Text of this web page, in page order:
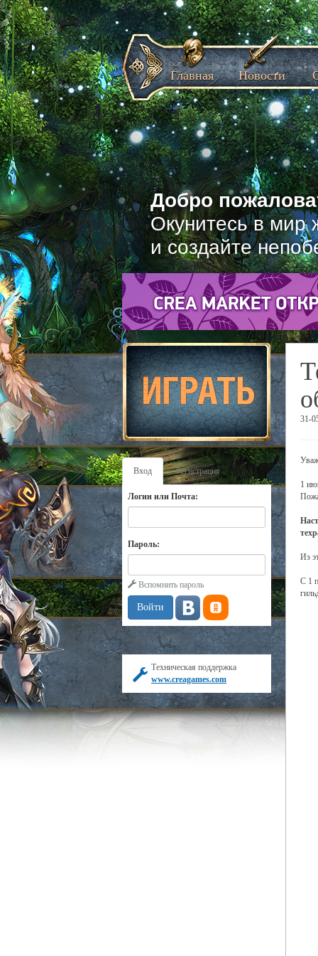
Добро
Окунитесь в мир
и создайте
Главная Новости
Вход Регистрация
Логин или Почта:
Пароль:
Вспомнить пароль
Техническая поддержка
www.creagames.com
31-
1
Из
С 1